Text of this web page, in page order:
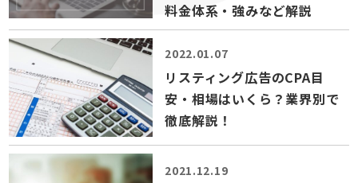
料金体系・強みなど解説
2022.01.07
リスティング広告のCPA目
安・相場はいくら？業界別で
徹底解説！
2021.12.19